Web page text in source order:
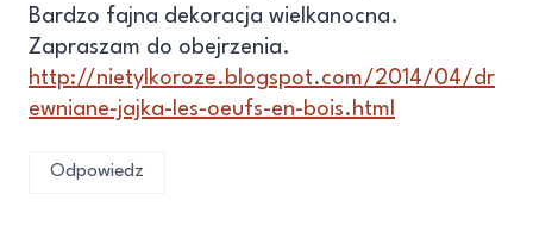
Bardzo fajna dekoracja wielkanocna.
Zapraszam do obejrzenia.
http://nietylkoroze.blogspot.com/2014/04/dr
ewniane-jajka-les-oeufs-en-bois.html
Odpowiedz